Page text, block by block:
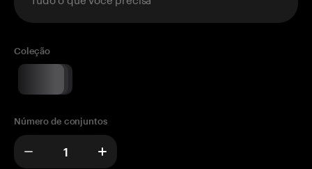
Coleção
Número de conjuntos